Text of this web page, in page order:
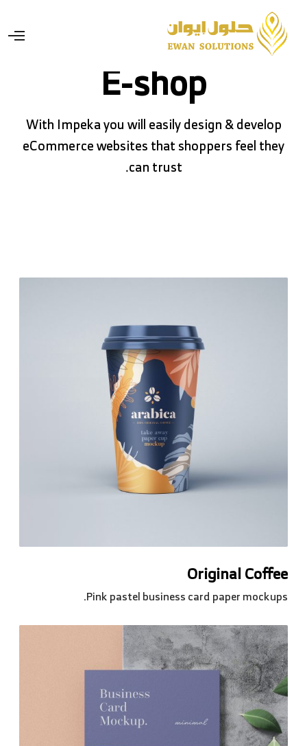
E-shop
With Impeka you will easily design & develop
eCommerce websites that shoppers feel they
can trust.
Original Coffee
Pink pastel business card paper mockups.